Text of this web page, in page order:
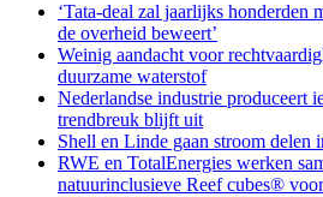
‘Tata-deal zal jaarlijks honderden
de overheid beweert’
Weinig aandacht voor
duurzame waterstof
Nederlandse industrie produceert
trendbreuk blijft uit
Shell en Linde gaan stroom delen
RWE en TotalEnergies werken
natuurinclusieve Reef cubes®